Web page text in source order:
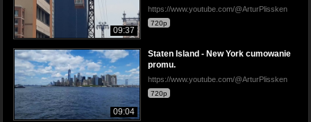
09:37
https://www.youtube.com/@ArturPlissken
720p
09:04
Staten Island - New York cumowanie
promu.
https://www.youtube.com/@ArturPlissken
720p